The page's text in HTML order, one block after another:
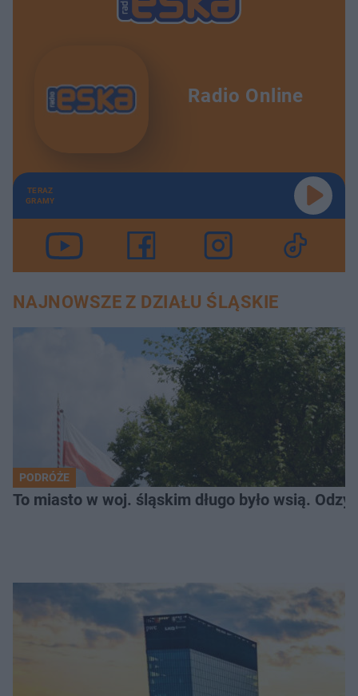
Radio Online
TERAZ
GRAMY
NAJNOWSZE Z DZIAŁU ŚLĄSKIE
PODRÓŻE
To miasto w woj. śląskim długo było wsią.